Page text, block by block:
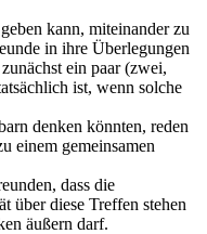
kann, miteinander zu
in ihre Überlegungen
ein paar (zwei,
ist, wenn solche
denken könnten, reden
einem gemeinsamen
dass die
über diese Treffen stehen
äußern darf.